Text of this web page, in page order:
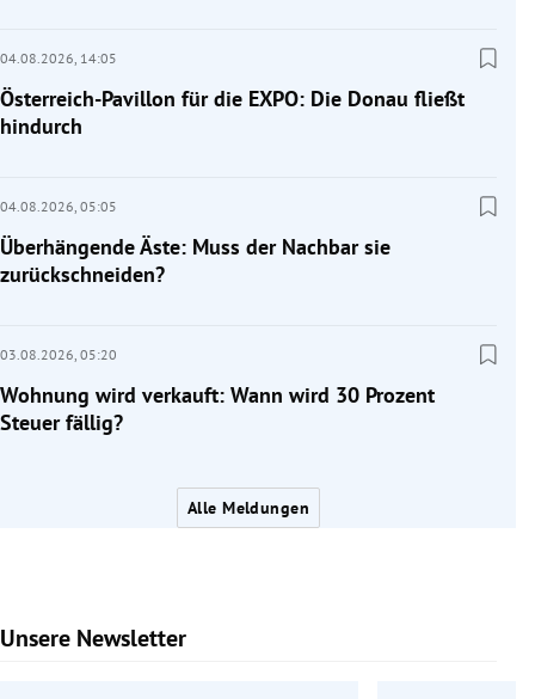
04.08.2026, 14:05
Österreich-Pavillon für die EXPO: Die Donau fließt
hindurch
04.08.2026, 05:05
Überhängende Äste: Muss der Nachbar sie
zurückschneiden?
03.08.2026, 05:20
Wohnung wird verkauft: Wann wird 30 Prozent
Steuer fällig?
Alle Meldungen
Unsere Newsletter
Slide 1 von 9